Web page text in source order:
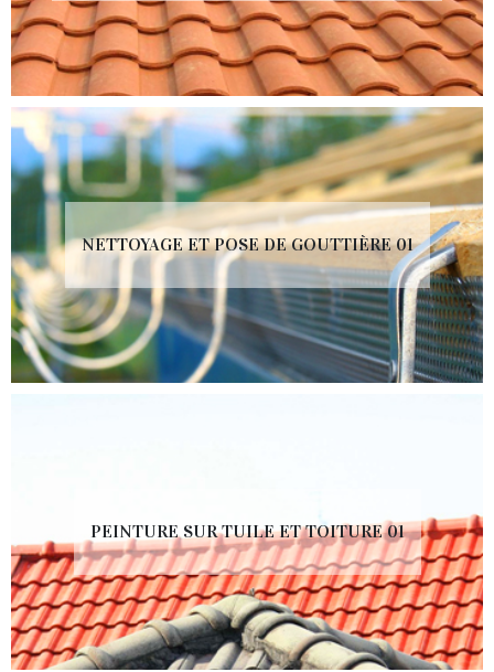
NETTOYAGE ET POSE DE GOUTTIÈRE 01
PEINTURE SUR TUILE ET TOITURE 01